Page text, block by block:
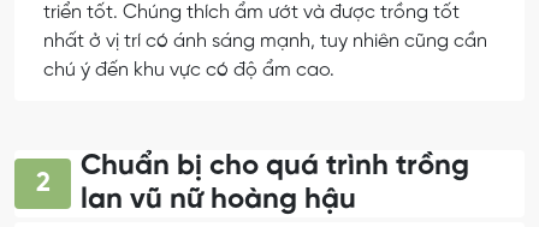
triển tốt. Chúng thích ẩm ướt và được trồng tốt
nhất ở vị trí có ánh sáng mạnh, tuy nhiên cũng cần
chú ý đến khu vực có độ ẩm cao.
2
Chuẩn bị cho quá trình trồng
lan vũ nữ hoàng hậu